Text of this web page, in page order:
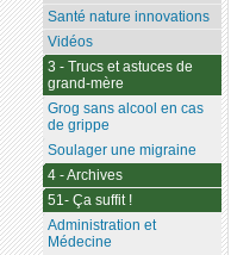
Santé nature innovations
Vidéos
3 - Trucs et astuces de
grand-mère
Grog sans alcool en cas
de grippe
Soulager une migraine
4 - Archives
51- Ça suffit !
Administration et
Médecine